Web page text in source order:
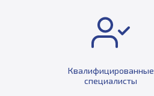
Квалифицированные
специалисты